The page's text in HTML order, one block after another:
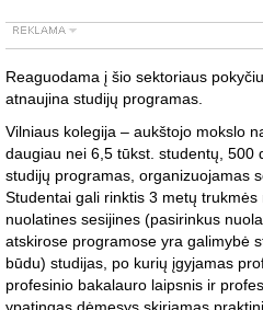
Reaguodama į šio sektoriaus
atnaujina studijų programas.
Vilniaus kolegija – aukštojo mokslo
daugiau nei 6,5 tūkst. studentų, 500
studijų programas, organizuojamas
Studentai gali rinktis 3 metų
nuolatines sesijines (pasirinkus
atskirose programose yra galimybė
būdu) studijas, po kurių įgyjamas
profesinio bakalauro laipsnis ir